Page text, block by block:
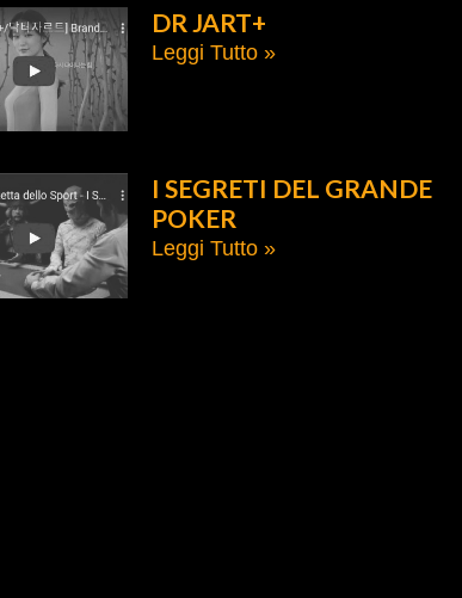
DR JART+
Leggi Tutto »
I SEGRETI DEL GRANDE
POKER
Leggi Tutto »